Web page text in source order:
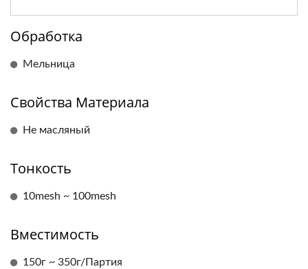
Обработка
Мельница
Свойства Материала
Не масляный
Тонкость
10mesh ~ 100mesh
Вместимость
150г ~ 350г/Партия